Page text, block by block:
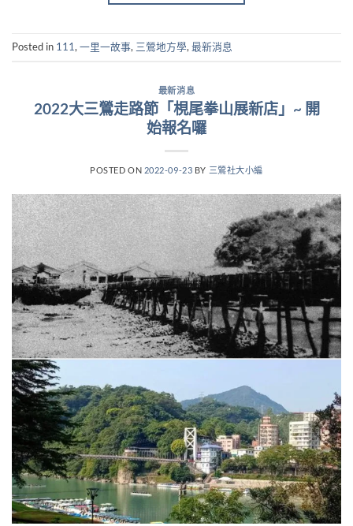
Posted in 111,一里一故事, 三鶯地方學,最新消息
最新消息
2022大三鶯走路節「梘尾拳山展新店」~ 開
始報名囉
POSTED ON 2022-09-23 BY 三鶯社大小編